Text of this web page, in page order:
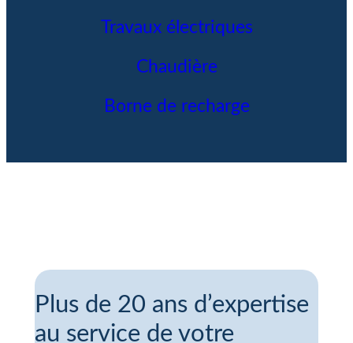
Travaux électriques
Chaudière
Borne de recharge
Plus de 20 ans d’expertise
au service de votre